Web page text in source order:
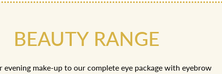
BEAUTY RANGE
evening make-up to our complete eye package with eyebrow